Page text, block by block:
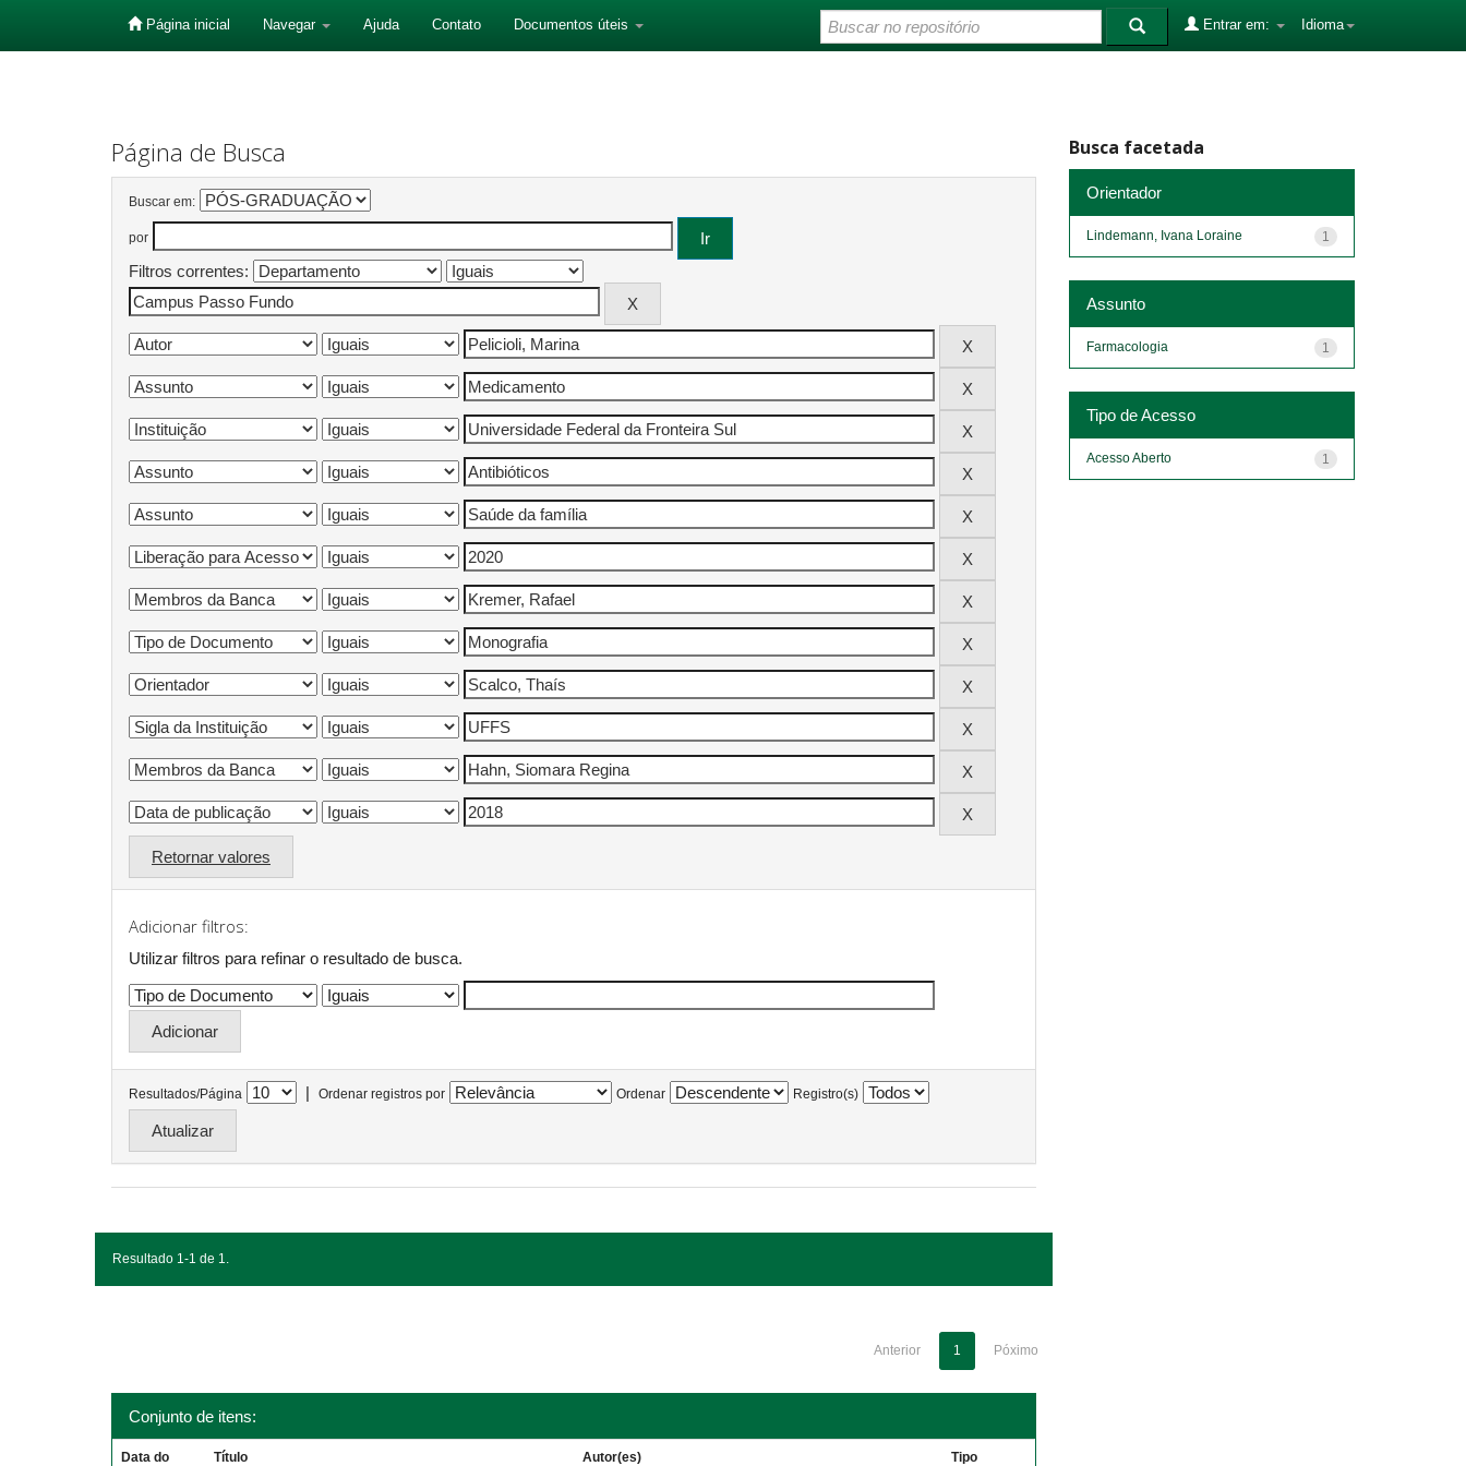
Página inicial Navegar Ajuda Contato Documentos úteis Idioma
Entrar em:
Página de Busca
Buscar em:
por
Filtros correntes:
Retornar valores
Adicionar filtros:
Utilizar filtros para refinar o resultado de busca.
Resultados/Página | Ordenar registros por Ordenar Registro(s)
Resultado 1-1 de 1.
Anterior 1 Póximo
Conjunto de itens:
Data do Título Autor(es) Tipo
Busca facetada
Orientador
1
Lindemann, Ivana Loraine
Assunto
1
Farmacologia
Tipo de Acesso
1
Acesso Aberto